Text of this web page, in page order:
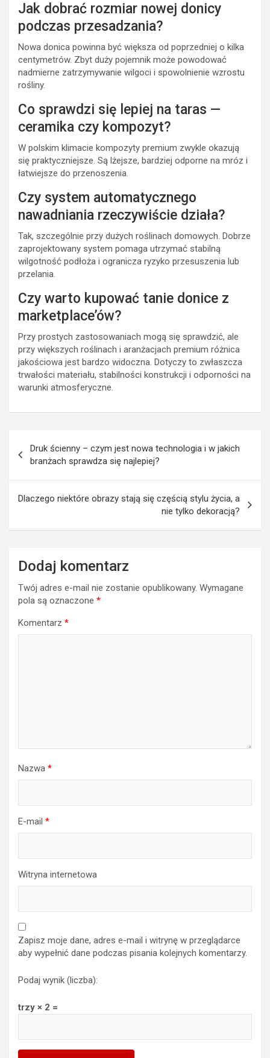
Jak dobrać rozmiar nowej donicy
podczas przesadzania?
Nowa donica powinna być większa od poprzedniej o kilka
centymetrów. Zbyt duży pojemnik może powodować
nadmierne zatrzymywanie wilgoci i spowolnienie wzrostu
rośliny.
Co sprawdzi się lepiej na taras —
ceramika czy kompozyt?
W polskim klimacie kompozyty premium zwykle okazują
się praktyczniejsze. Są lżejsze, bardziej odporne na mróz i
łatwiejsze do przenoszenia.
Czy system automatycznego
nawadniania rzeczywiście działa?
Tak, szczególnie przy dużych roślinach domowych. Dobrze
zaprojektowany system pomaga utrzymać stabilną
wilgotność podłoża i ogranicza ryzyko przesuszenia lub
przelania.
Czy warto kupować tanie donice z
marketplace’ów?
Przy prostych zastosowaniach mogą się sprawdzić, ale
przy większych roślinach i aranżacjach premium różnica
jakościowa jest bardzo widoczna. Dotyczy to zwłaszcza
trwałości materiału, stabilności konstrukcji i odporności na
warunki atmosferyczne.
wpisu
Druk ścienny – czym jest nowa technologia i w jakich
branżach sprawdza się najlepiej?
Dlaczego niektóre obrazy stają się częścią stylu życia, a
nie tylko dekoracją?
Dodaj komentarz
Twój adres e-mail nie zostanie opublikowany. Wymagane
pola są oznaczone *
Komentarz *
Nazwa *
E-mail *
Witryna internetowa
Zapisz moje dane, adres e-mail i witrynę w przeglądarce
aby wypełnić dane podczas pisania kolejnych komentarzy.
Podaj wynik (liczba):
trzy × 2 =